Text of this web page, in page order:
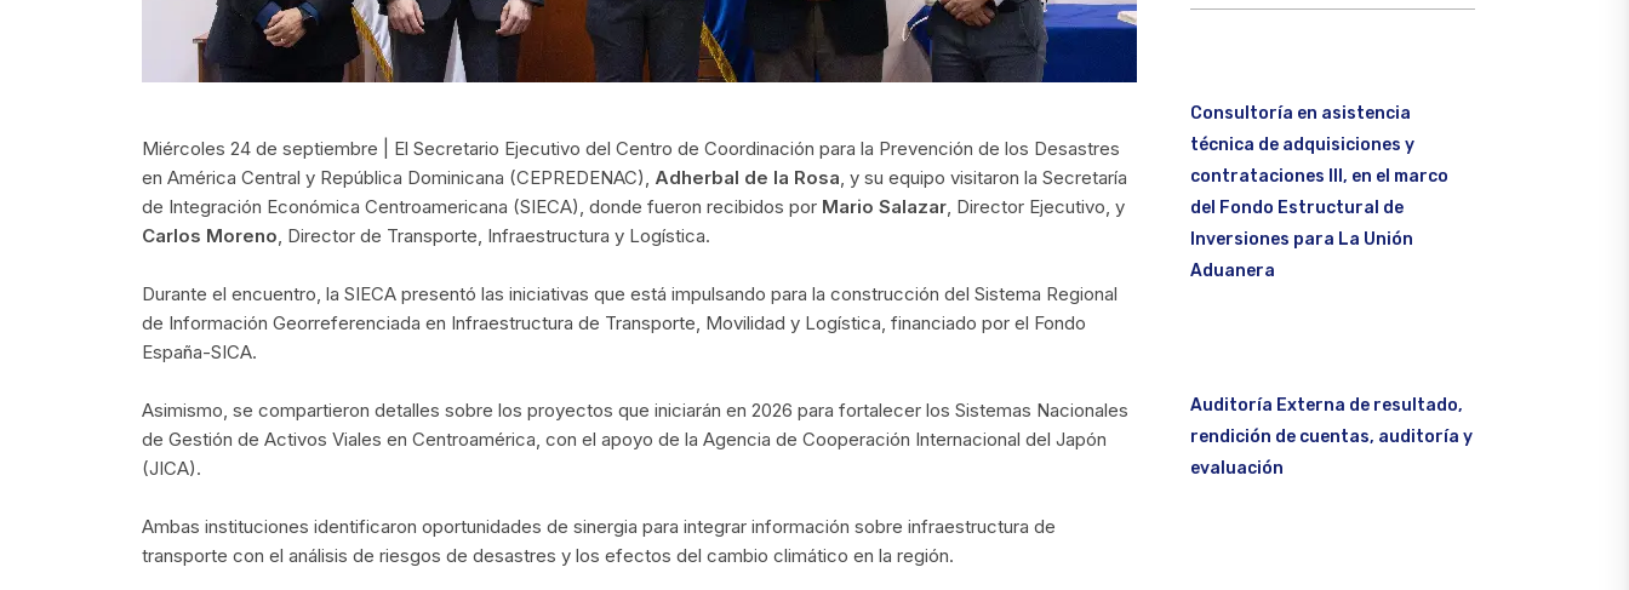
Miércoles 24 de septiembre | El Secretario Ejecutivo del Centro de Coordinación para la Prevención de los Desastres
en América Central y República Dominicana (CEPREDENAC), Adherbal de la Rosa, y su equipo visitaron la Secretaría
de Integración Económica Centroamericana (SIECA), donde fueron recibidos por Mario Salazar, Director Ejecutivo, y
Carlos Moreno, Director de Transporte, Infraestructura y Logística.
Durante el encuentro, la SIECA presentó las iniciativas que está impulsando para la construcción del Sistema Regional
de Información Georreferenciada en Infraestructura de Transporte, Movilidad y Logística, financiado por el Fondo
España-SICA.
Asimismo, se compartieron detalles sobre los proyectos que iniciarán en 2026 para fortalecer los Sistemas Nacionales
de Gestión de Activos Viales en Centroamérica, con el apoyo de la Agencia de Cooperación Internacional del Japón
(JICA).
Ambas instituciones identificaron oportunidades de sinergia para integrar información sobre infraestructura de
transporte con el análisis de riesgos de desastres y los efectos del cambio climático en la región.
Consultoría en asistencia
técnica de adquisiciones y
contrataciones III, en el marco
del Fondo Estructural de
Inversiones para La Unión
Aduanera
Auditoría Externa de resultado,
rendición de cuentas, auditoría y
evaluación